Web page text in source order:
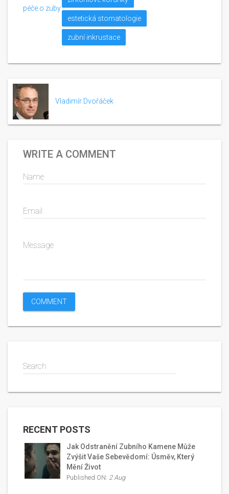
péče o zuby
estetická stomatologie
zubní inkrustace
Vladimír Dvořáček
WRITE A COMMENT
Name
Email
Message
Search
RECENT POSTS
Jak Odstranění Zubního Kamene Může
Zvýšit Vaše Sebevědomí: Úsměv, Který
Mění Život
Published ON: 2 Aug